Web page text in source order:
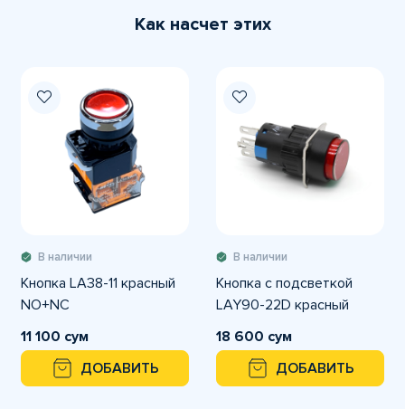
Как насчет этих
В наличии
Кнопка LA38-11 красный
NO+NC
11 100 сум
ДОБАВИТЬ
В наличии
Кнопка с подсветкой
LAY90-22D красный
18 600 сум
ДОБАВИТЬ